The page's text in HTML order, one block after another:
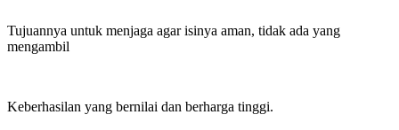
Tujuannya untuk menjaga agar isinya aman, tidak ada yang
mengambil
Keberhasilan yang bernilai dan berharga tinggi.